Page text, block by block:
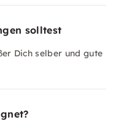
solltest
Dich selber und gute